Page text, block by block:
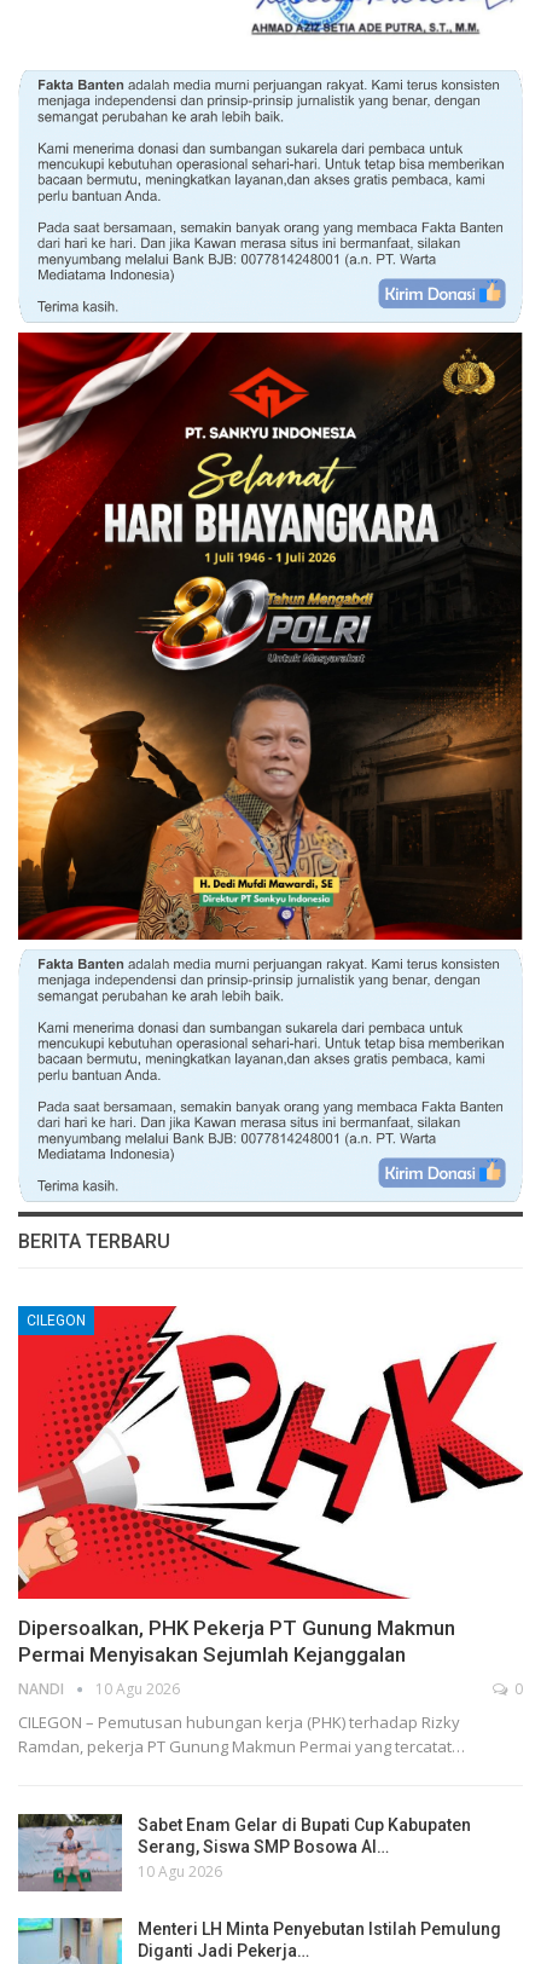
BERITA TERBARU
CILEGON
Dipersoalkan, PHK Pekerja PT Gunung Makmun
Permai Menyisakan Sejumlah Kejanggalan
NANDI 10 Agu 2026 0
CILEGON – Pemutusan hubungan kerja (PHK) terhadap Rizky
Ramdan, pekerja PT Gunung Makmun Permai yang tercatat…
Sabet Enam Gelar di Bupati Cup Kabupaten
Serang, Siswa SMP Bosowa Al…
10 Agu 2026
Menteri LH Minta Penyebutan Istilah Pemulung
Diganti Jadi Pekerja…